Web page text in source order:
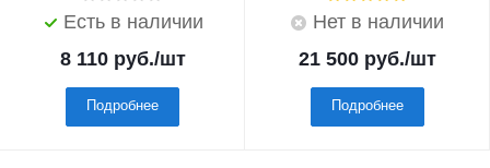
Есть в наличии
8 110руб./шт
Подробнее
Нет в наличии
21 500 руб./шт
Подробнее